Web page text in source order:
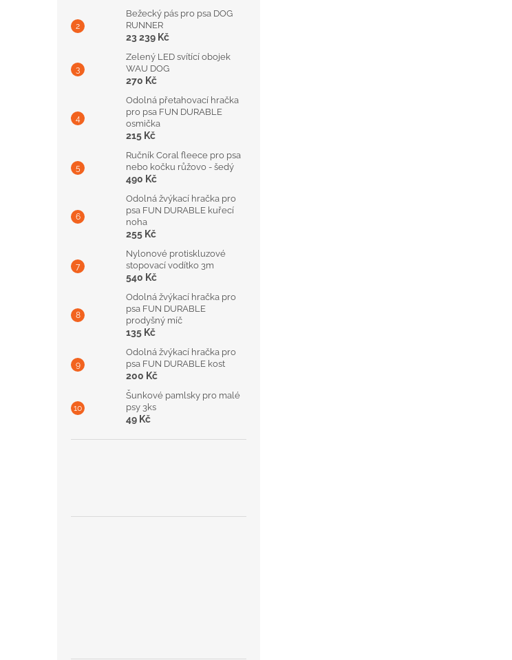
Bežecký pás pro psa DOG
RUNNER
23 239 Kč
Zelený LED svítící obojek
WAU DOG
270 Kč
Odolná přetahovací hračka
pro psa FUN DURABLE
osmička
215 Kč
Ručník Coral fleece pro psa
nebo kočku růžovo - šedý
490 Kč
Odolná žvýkací hračka pro
psa FUN DURABLE kuřecí
noha
255 Kč
Nylonové protiskluzové
stopovací vodítko 3m
540 Kč
Odolná žvýkací hračka pro
psa FUN DURABLE
prodyšný míč
135 Kč
Odolná žvýkací hračka pro
psa FUN DURABLE kost
200 Kč
Šunkové pamlsky pro malé
psy 3ks
49 Kč